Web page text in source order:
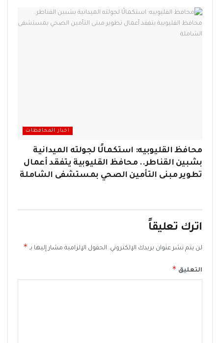
اخبار المحافظات
محافظ القليوبيه: استكمالًا لجولته الميدانية
بشبين القناطر.. محافظ القليوبية يتفقد أعمال
تطوير مبنى التأمين الصحي بمستشفى الشاملة
اترك تعليقاً
لن يتم نشر عنوان بريدك الإلكتروني. الحقول الإلزامية مشار إليها بـ *
التعليق *